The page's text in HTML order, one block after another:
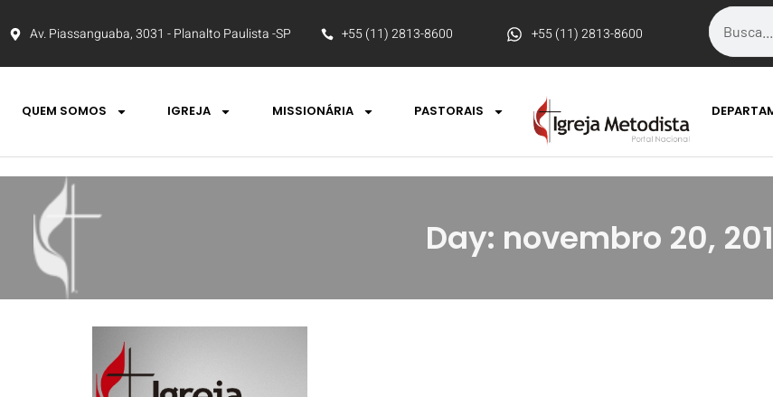
Av. Piassanguaba, 3031 - Planalto Paulista -SP +55 (11) 2813-8600 +55 (11) 2813-8600
QUEM SOMOS IGREJA MISSIONÁRIA PASTORAIS
Day: novembro 20,